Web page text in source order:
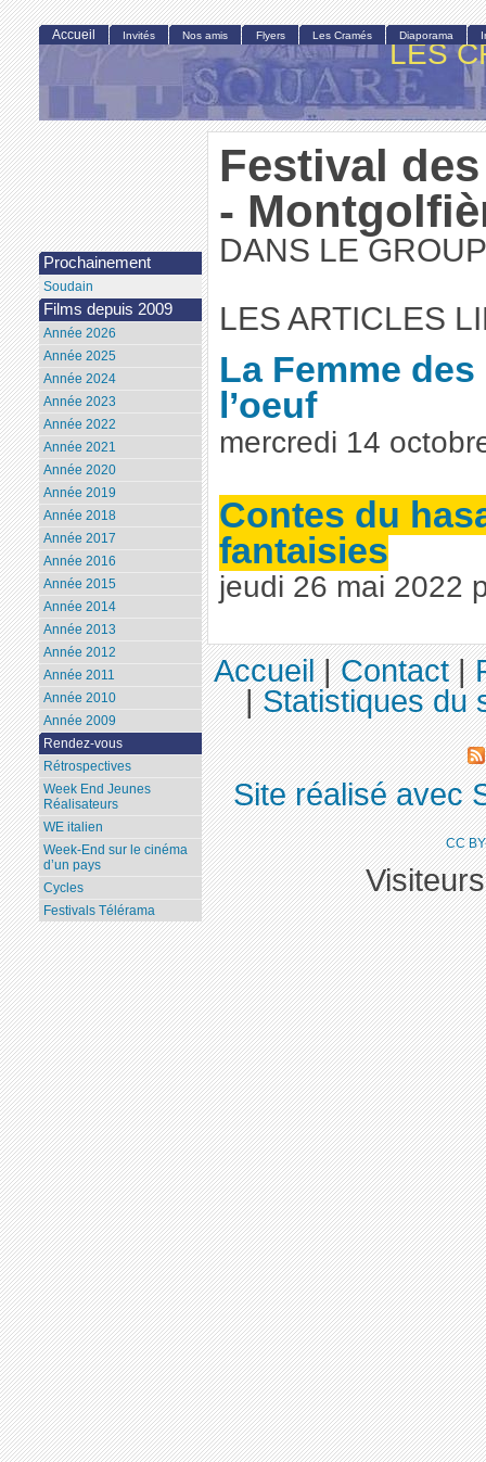
LES
Festival
-
DANS LE
LES ARTICLES
La Femme
l’oeuf
mercredi 14
Contes du
fantaisies
jeudi 26 mai 2022
Accueil Invités Nos amis Flyers Les Cramés Diaporama
Prochainement
Soudain
Films depuis 2009
Année 2026
Année 2025
Année 2024
Année 2023
Année 2022
Année 2021
Année 2020
Année 2019
Année 2018
Année 2017
Année 2016
Année 2015
Année 2014
Année 2013
Année 2012
Année 2011
Année 2010
Année 2009
Rendez-vous
Rétrospectives
Week End Jeunes
Réalisateurs
WE italien
Week-End sur le cinéma
d’un pays
Cycles
Festivals Télérama
Accueil|Contact|
|Statistiques du
Site réalisé avec
CC